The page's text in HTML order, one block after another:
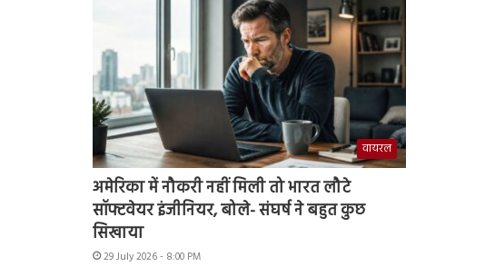
वायरल
अमेरिका में नौकरी नहीं मिली तो भारत लौटे
सॉफ्टवेयर इंजीनियर, बोले- संघर्ष ने बहुत कुछ
सिखाया
29 July 2026 - 8:00 PM